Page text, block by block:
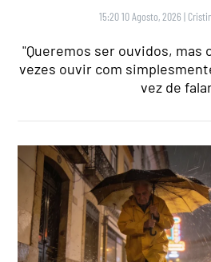
15:20 10 Agosto, 2026 |
"Queremos ser ouvidos, mas
vezes ouvir com
vez de